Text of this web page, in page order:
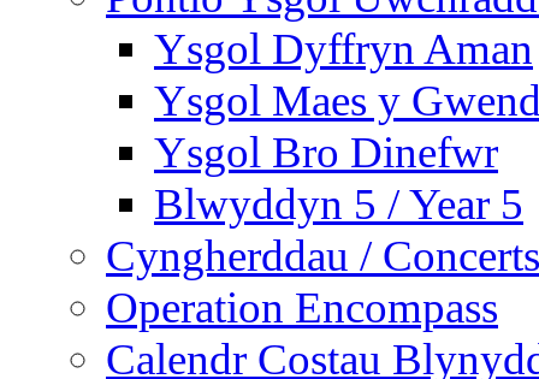
Ysgol Dyffryn Aman
Ysgol Maes y
Ysgol Bro Dinefwr
Blwyddyn 5 / Year 5
Cyngherddau / Concerts
Operation Encompass
Calendr Costau